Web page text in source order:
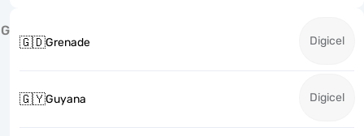
G
🇬🇩Grenade Digicel
🇬🇾Guyana Digicel